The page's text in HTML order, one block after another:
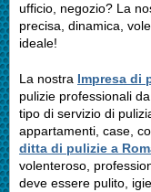
ufficio, negozio? La
precisa, dinamica,
ideale!
La nostra Impresa di
pulizie professionali
tipo di servizio di
appartamenti, case,
ditta di pulizie a
volenteroso,
deve essere pulito,